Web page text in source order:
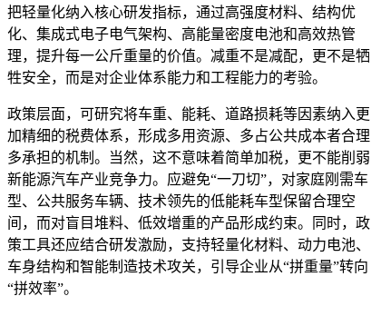
把轻量化纳入核心研发指标，通过高强度材料、结构优
化、集成式电子电气架构、 高能量密度电池和高效热管
理，提升每一公斤重量的价值。减重不是减配，更不是牺
牲安全，而是对企业体系能力和工程能力的考验。
政策层面，可研究将车重、能耗、道路损耗等因素纳入更
加精细的税费体系，形成多用资源、多占公共成本者合理
多承担的机制。当然，这不意味着简单加税，更不能削弱
新能源汽车产业竞争力。应避免“一刀切”，对家庭刚需车
型、公共服务车辆、技术领先的低能耗车型保留合理空
间，而对盲目堆料、低效增重的产品形成约束。同时，政
策工具还应结合研发激励，支持轻量化材料、动力电池、
车身结构和智能制造技术攻关，引导企业从“拼重量”转向
“拼效率”。